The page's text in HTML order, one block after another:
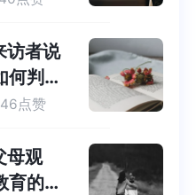
访者说
何判断
46点赞
母观
育的儿